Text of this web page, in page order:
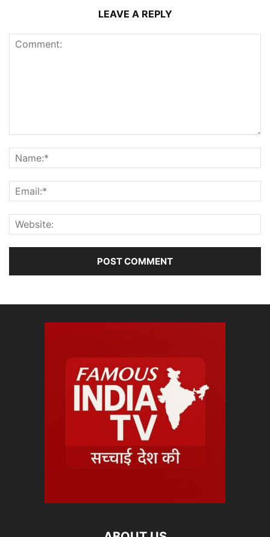
LEAVE A REPLY